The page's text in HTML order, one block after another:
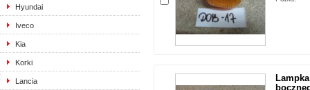
Hyundai
Iveco
Kia
Korki
Lancia